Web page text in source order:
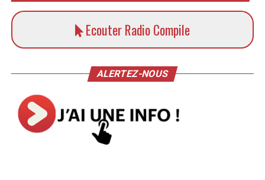
Ecouter Radio Compile
ALERTEZ-NOUS